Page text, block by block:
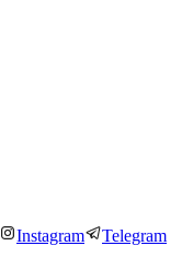
Instagram Telegram